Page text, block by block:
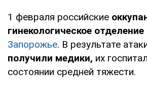
1 февраля российские
гинекологическое отделение
Запорожье. В результате
получили медики, их
состоянии средней тяжести.